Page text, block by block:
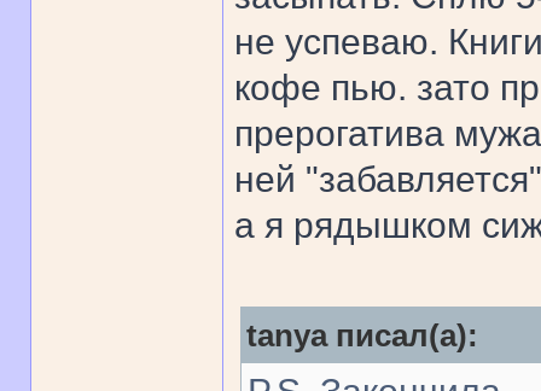
не успеваю.
кофе пью. зато
прерогатива
ней
а я рядышком
tanya писал(а):